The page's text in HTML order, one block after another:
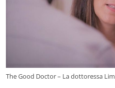
The Good Doctor – La dottoressa Lim